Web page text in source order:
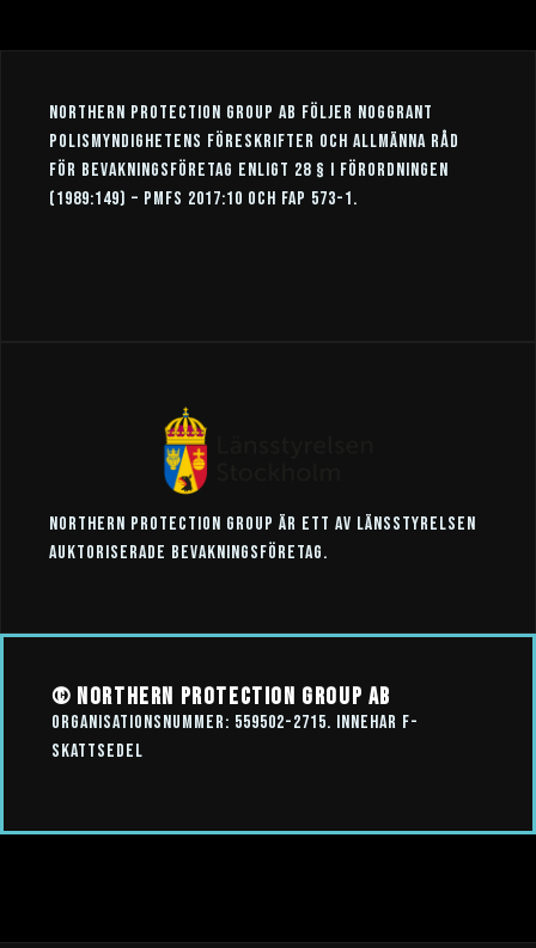
northern protection group ab följer noggrant
polismyndighetens föreskrifter och allmänna råd
för bevakningsföretag enligt 28 § i förordningen
(1989:149) – pmfs 2017:10 och fap 573-1.
northern protection group är ett av länsstyrelsen
auktoriserade bevakningsföretag.
© northern protection group ab
organisationsnummer: 559502-2715. innehar f-
skattsedel